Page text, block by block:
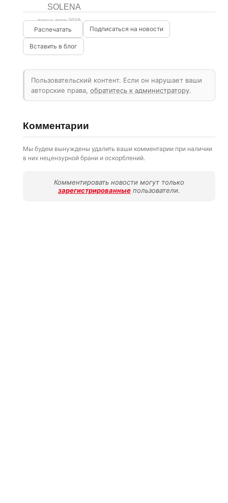
SOLENA
весна-лето 2019
Подписаться на новости
Вставить в блог
Пользовательский контент. Если он нарушает ваши
авторские права, обратитесь к администратору.
Комментарии
Мы будем вынуждены удалить ваши комментарии при наличии
в них нецензурной брани и оскорблений.
Комментировать новости могут только
зарегистрированныепользователи.